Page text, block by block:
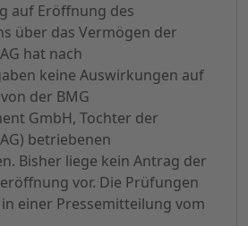
auf Eröffnung des
über das Vermögen der
hat nach
keine Auswirkungen auf
der BMG
GmbH, Tochter der
betriebenen
Bisher liege kein Antrag der
vor. Die Prüfungen
einer Pressemitteilung vom